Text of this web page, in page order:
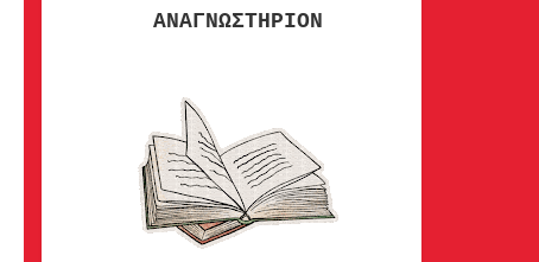
ΑΝΑΓΝΩΣΤΗΡΙΟΝ